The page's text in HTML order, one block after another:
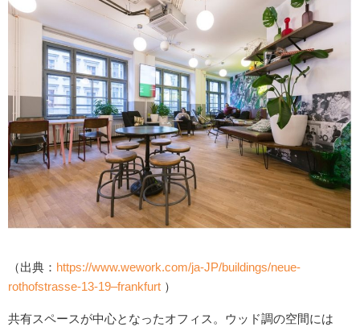
（出典： https://www.wework.com/ja-JP/buildings/neue-
rothofstrasse-13-19–frankfurt ）
共有スペースが中心となったオフィス。ウッド調の空間には